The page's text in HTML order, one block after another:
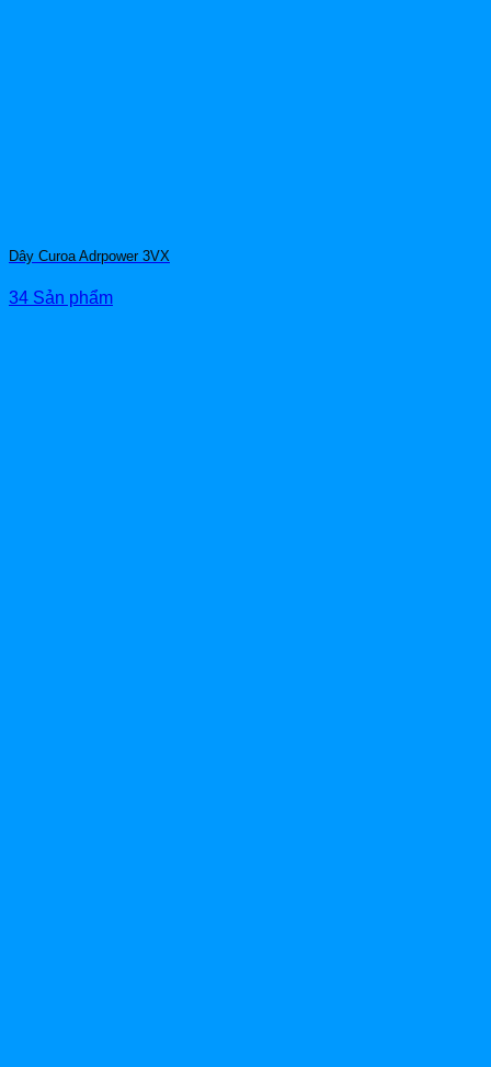
Dây Curoa Adrpower 3VX
34 Sản phẩm